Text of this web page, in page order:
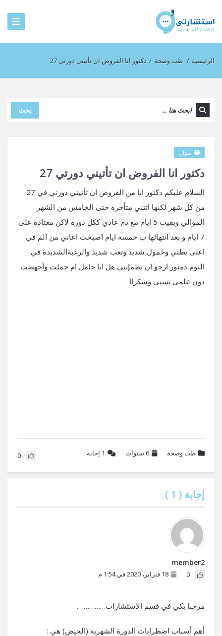
الرئيسية / طب وصحة / دكتور انا الفروض ان تأتيني دورتي 27
بحث
دكتور انا الفروض ان تأتيني دورتي 27
سؤال
السلام عليكم دكتور انا من الفروض ان تأتيني دورتي في 27
من كل شهر لكنها اتتني متأخرة حتى الخامس من الشهر
الموالي وبقيت 5 ايام مع دم عادي ككل دورة لاكن معتادة على
7 ايام و بعد انتهائها ب خمسة ايام اصبحت اعاني من الم في
اعلى بطني وخمول شديد وتعب شديد والرغبةالشديدة في
النوم دمتور ارجو ان تطمإنني هل انا حامل ام حملت وأجهضت
دون علمي بشيئ وشكراا
طب وصحة 6 سنوات 1 إجابة 0
إجابة ( 1
)
member2
0 18 فبراير، 2020 في 1:54 م
مرحبا بكي في قسم الإستشارات…………….
أهم أسباب اضطرابات الدورة الشهرية (الحيض) هي :